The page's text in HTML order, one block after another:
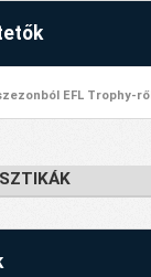
EFL Trophy-ről